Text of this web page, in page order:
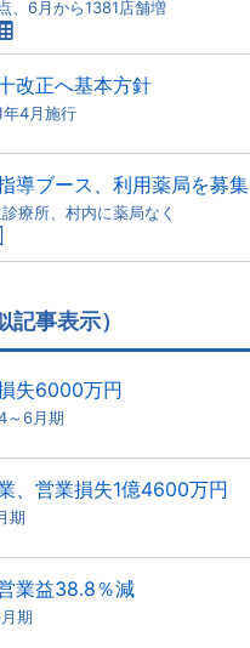
、6月から1381店舗増
改正へ基本方針
年4月施行
導ブース、利用薬局を募集
療所、村内に薬局なく
記事表示）
失6000万円
～6月期
、営業損失1億4600万円
期
業益38.8％減
期